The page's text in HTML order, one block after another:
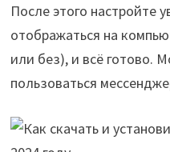
После этого настройте
отображаться на
или без), и всё готово.
пользоваться